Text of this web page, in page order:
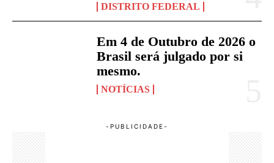
DISTRITO FEDERAL
Em 4 de Outubro de 2026 o
Brasil será julgado por si
mesmo.
NOTÍCIAS